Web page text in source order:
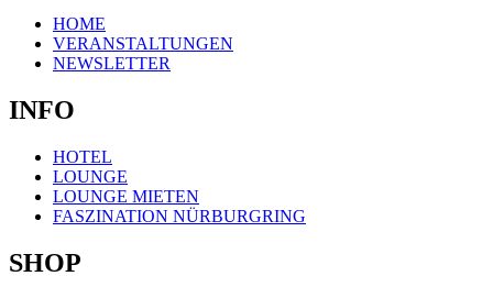
Menü
HOME
VERANSTALTUNGEN
NEWSLETTER
INFO
Menü
HOTEL
LOUNGE
LOUNGE MIETEN
FASZINATION NÜRBURGRING
SHOP